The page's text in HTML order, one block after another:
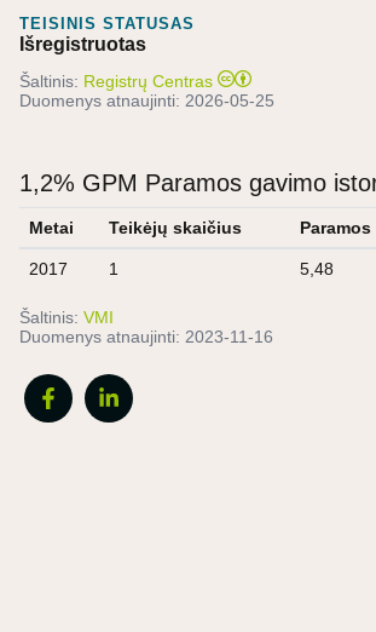
TEISINIS STATUSAS
Išregistruotas
Šaltinis: Registrų Centras
Duomenys atnaujinti: 2026-05-25
1,2% GPM Paramos gavimo
Metai Teikėjų skaičius Paramos
2017 1 5,48
Šaltinis: VMI
Duomenys atnaujinti: 2023-11-16